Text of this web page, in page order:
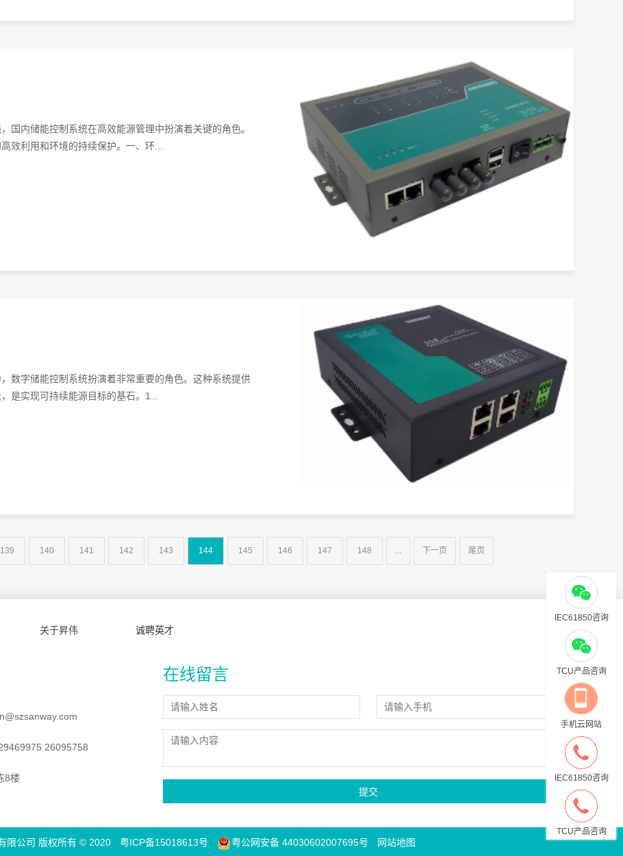
国内储能控制系统在高效能源管理中扮演着关键的角色。
效利用和环境的持续保护。一、环...
数字储能控制系统扮演着非常重要的角色。这种系统提供
是实现可持续能源目标的基石。1...
139 140 141 142 143 144 145 146 147 148 下一页 尾页
关于昇伟 诚聘英才
26095758
8楼
在线留言
限公司 版权所有 © 2020 粤ICP备15018613号 粤公网安备 44030602007695号
网站地图
IEC61850咨询
TCU产品咨询
手机云网站
IEC61850咨询
TCU产品咨询